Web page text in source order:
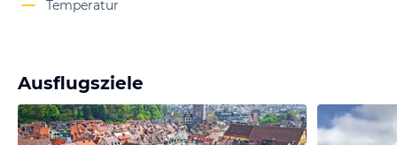
Temperatur
Ausflugsziele